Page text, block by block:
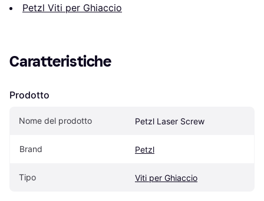
Petzl Viti per Ghiaccio
Caratteristiche
Prodotto
Nome del prodotto Petzl Laser Screw
Brand Petzl
Tipo Viti per Ghiaccio